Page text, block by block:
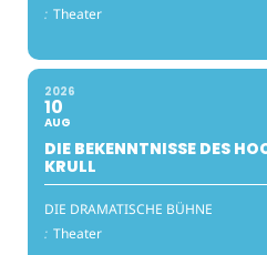
: Theater
2026
10
AUG
DIE BEKENNTNISSE DES
KRULL
DIE DRAMATISCHE BÜHNE
: Theater